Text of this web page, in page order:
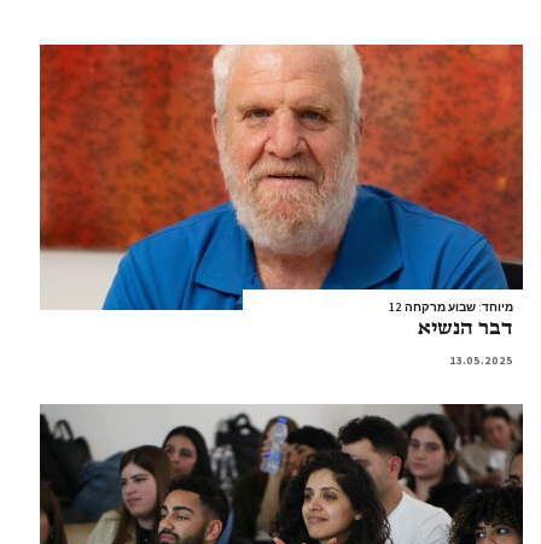
מיוחד: שבוע מרקחה 12
דבר הנשיא
13.05.2025